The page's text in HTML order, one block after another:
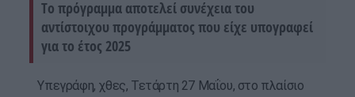
Tο πρόγραμμα αποτελεί συνέχεια του
αντίστοιχου προγράμματος που είχε υπογραφεί
για το έτος 2025
Υπεγράφη, χθες, Τετάρτη 27 Μαΐου, στο πλαίσιο